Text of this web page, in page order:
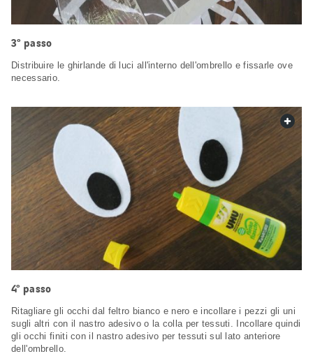
3° passo
Distribuire le ghirlande di luci all'interno dell'ombrello e fissarle ove
necessario.
4° passo
Ritagliare gli occhi dal feltro bianco e nero e incollare i pezzi gli uni
sugli altri con il nastro adesivo o la colla per tessuti. Incollare quindi
gli occhi finiti con il nastro adesivo per tessuti sul lato anteriore
dell'ombrello.